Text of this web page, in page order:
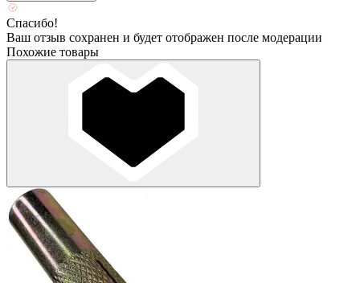
Спасибо!
Ваш отзыв сохранен и будет отображен после модерации
Похожие товары